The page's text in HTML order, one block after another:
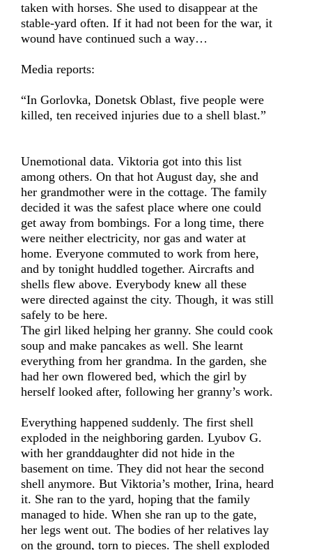
taken with horses. She used to disappear at the
stable-yard often. If it had not been for the war, it
wound have continued such a way…
Media reports:
“In Gorlovka, Donetsk Oblast, five people were
killed, ten received injuries due to a shell blast.”
Unemotional data. Viktoria got into this list
among others. On that hot August day, she and
her grandmother were in the cottage. The family
decided it was the safest place where one could
get away from bombings. For a long time, there
were neither electricity, nor gas and water at
home. Everyone commuted to work from here,
and by tonight huddled together. Aircrafts and
shells flew above. Everybody knew all these
were directed against the city. Though, it was still
safely to be here.
The girl liked helping her granny. She could cook
soup and make pancakes as well. She learnt
everything from her grandma. In the garden, she
had her own flowered bed, which the girl by
herself looked after, following her granny’s work.
Everything happened suddenly. The first shell
exploded in the neighboring garden. Lyubov G.
with her granddaughter did not hide in the
basement on time. They did not hear the second
shell anymore. But Viktoria’s mother, Irina, heard
it. She ran to the yard, hoping that the family
managed to hide. When she ran up to the gate,
her legs went out. The bodies of her relatives lay
on the ground, torn to pieces. The shell exploded